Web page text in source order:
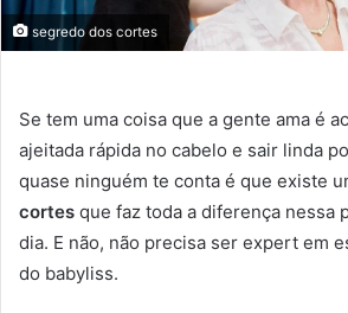
segredo dos cortes
Se tem uma coisa que a gente ama é
ajeitada rápida no cabelo e sair linda
quase ninguém te conta é que existe
cortes que faz toda a diferença nessa
dia. E não, não precisa ser expert em
do babyliss.